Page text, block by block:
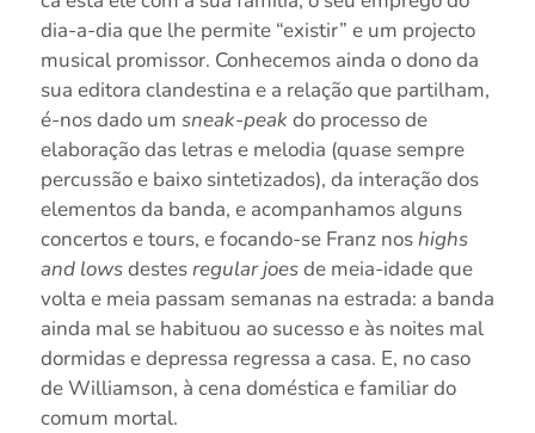
dia-a-dia que lhe permite “existir” e um projecto
musical promissor. Conhecemos ainda o dono da
sua editora clandestina e a relação que partilham,
é-nos dado um sneak-peak do processo de
elaboração das letras e melodia (quase sempre
percussão e baixo sintetizados), da interação dos
elementos da banda, e acompanhamos alguns
concertos e tours, e focando-se Franz noshighs
and lowsdestesregular joesde meia-idade que
volta e meia passam semanas na estrada: a banda
ainda mal se habituou ao sucesso e às noites mal
dormidas e depressa regressa a casa. E, no caso
de Williamson, à cena doméstica e familiar do
comum mortal.